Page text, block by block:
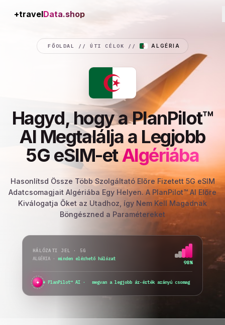
+travelConnection
FŐOLDAL // ÚTI CÉLOK // ALGÉRIA
Hagyd, hogy a PlanPilot™
AI Megtalálja a Legjobb
5G eSIM-etAlgériába
Hasonlítsd Össze Több Szolgáltató Előre Fizetett 5G eSIM
Adatcsomagjait Algériába Egy Helyen. A PlanPilot™ AI Előre
Kiválogatja Őket az Utadhoz, így Nem Kell Magadnak
Böngészned a Paramétereket
HÁLÓZATI JEL · 5G
ALGÉRIA · minden elérhető hálózat
98%
✦ PlanPilot™ AI · ellenőrzöm az azon